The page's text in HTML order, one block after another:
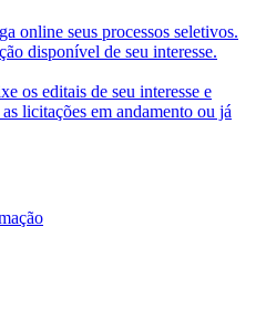
online seus processos seletivos.
disponível de seu interesse.
os editais de seu interesse e
licitações em andamento ou já